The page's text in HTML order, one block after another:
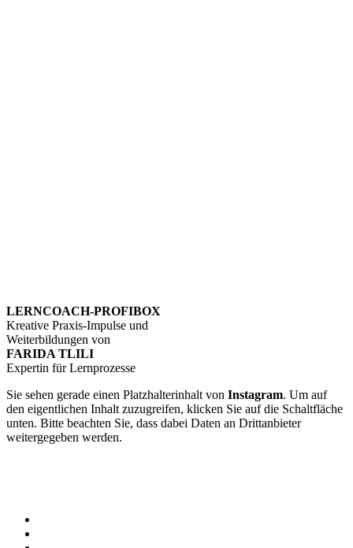
LERNCOACH-PROFIBOX
Kreative Praxis-Impulse und
Weiterbildungen von
FARIDA TLILI
Expertin für Lernprozesse
Sie sehen gerade einen Platzhalterinhalt von Instagram. Um auf
den eigentlichen Inhalt zuzugreifen, klicken Sie auf die Schaltfläche
unten. Bitte beachten Sie, dass dabei Daten an Drittanbieter
weitergegeben werden.